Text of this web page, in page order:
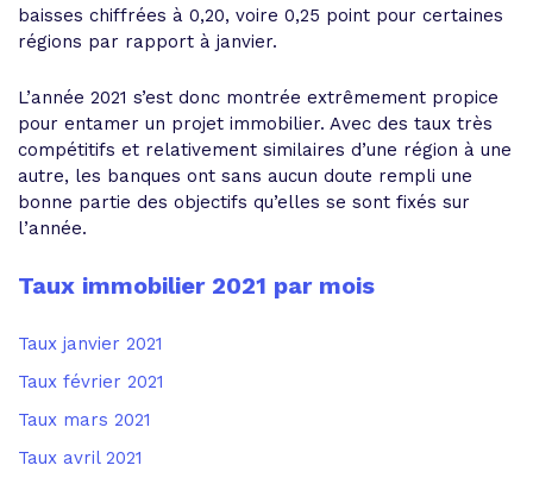
baisses chiffrées à 0,20, voire 0,25 point pour certaines
régions par rapport à janvier.
L’année 2021 s’est donc montrée extrêmement propice
pour entamer un projet immobilier. Avec des taux très
compétitifs et relativement similaires d’une région à une
autre, les banques ont sans aucun doute rempli une
bonne partie des objectifs qu’elles se sont fixés sur
l’année.
Taux immobilier 2021 par mois
Taux janvier 2021
Taux février 2021
Taux mars 2021
Taux avril 2021